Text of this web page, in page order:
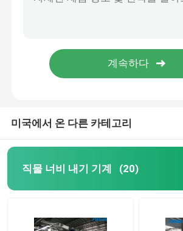
구성 열 고정 시간
텐터 프레임 기계
나염기
미국에서 온 다른 카테고리
직물 너비 내기 기계 (20)